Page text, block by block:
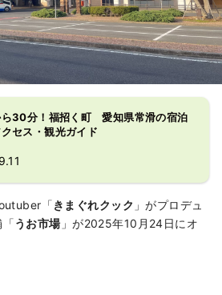
ら30分！福招く町 愛知県常滑の宿泊
セス・観光ガイド
「きまぐれクック 」がプロデュ
うお市場」が2025年10月24日にオ